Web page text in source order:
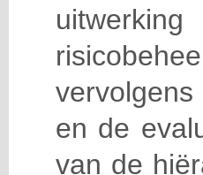
en de
van de